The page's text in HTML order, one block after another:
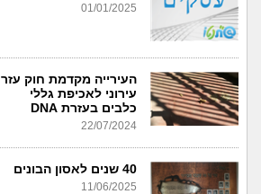
01/01/2025
העירייה מקדמת חוק עזר
עירוני לאכיפת גללי
כלבים בעזרת DNA
22/07/2024
40 שנים לאסון הבונים
11/06/2025